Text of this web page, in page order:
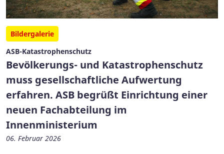
Bildergalerie
ASB-Katastrophenschutz
Bevölkerungs- und Katastrophenschutz
muss gesellschaftliche Aufwertung
erfahren. ASB begrüßt Einrichtung einer
neuen Fachabteilung im
Innenministerium
06. Februar 2026